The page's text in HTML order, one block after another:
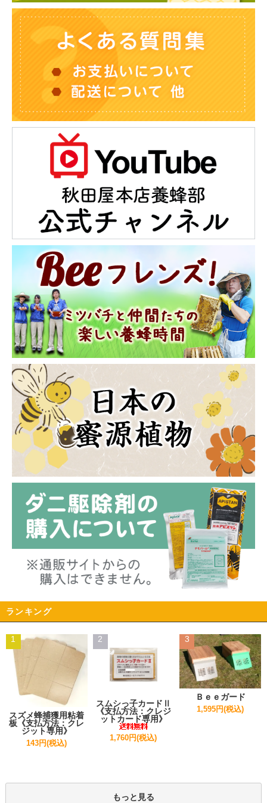
ランキング
1
スズメ蜂捕獲用粘着
板《支払方法：クレ
ジット専用》
143円(税込)
2
スムシっ子カードⅡ
《支払方法：クレジ
ットカード専用》
1,760円(税込)
3
Ｂｅｅガード
1,595円(税込)
もっと見る